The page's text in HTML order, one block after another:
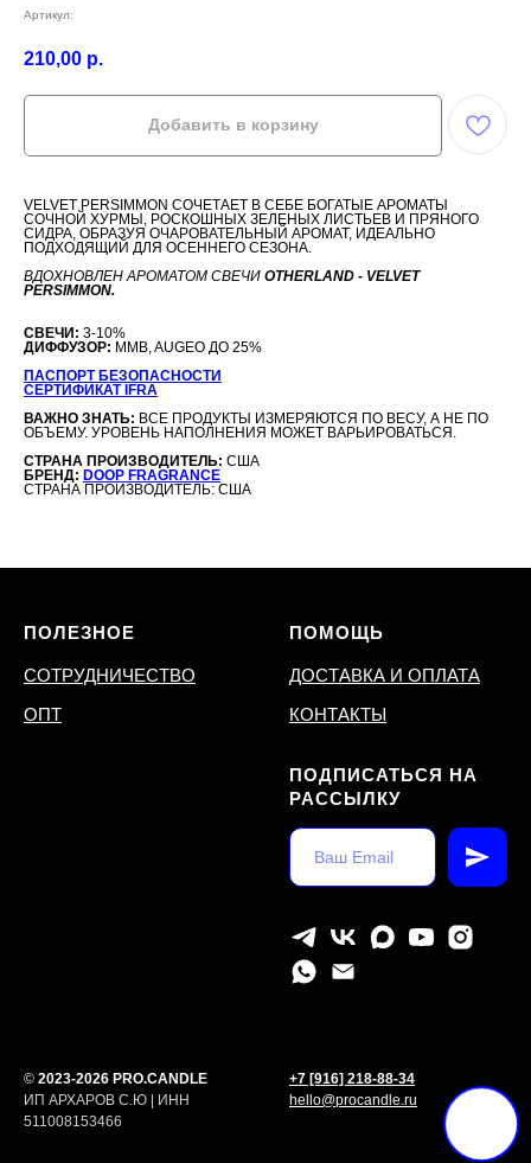
Артикул:
210,00 р.
Добавить в корзину
VELVET PERSIMMON СОЧЕТАЕТ В СЕБЕ БОГАТЫЕ АРОМАТЫ
СОЧНОЙ ХУРМЫ, РОСКОШНЫХ ЗЕЛЕНЫХ ЛИСТЬЕВ И ПРЯНОГО
СИДРА, ОБРАЗУЯ ОЧАРОВАТЕЛЬНЫЙ АРОМАТ, ИДЕАЛЬНО
ПОДХОДЯЩИЙ ДЛЯ ОСЕННЕГО СЕЗОНА.
ВДОХНОВЛЕН АРОМАТОМ СВЕЧИ OTHERLAND - VELVET
PERSIMMON.
СВЕЧИ: 3-10%
ДИФФУЗОР: MMB, AUGEO ДО 25%
ПАСПОРТ БЕЗОПАСНОСТИ
СЕРТИФИКАТ IFRA
ВАЖНО ЗНАТЬ: ВСЕ ПРОДУКТЫ ИЗМЕРЯЮТСЯ ПО ВЕСУ, А НЕ ПО
ОБЪЕМУ. УРОВЕНЬ НАПОЛНЕНИЯ МОЖЕТ ВАРЬИРОВАТЬСЯ.
СТРАНА ПРОИЗВОДИТЕЛЬ: США
БРЕНД: DOOP FRAGRANCE
СТРАНА ПРОИЗВОДИТЕЛЬ: США
ПОЛЕЗНОЕ
СОТРУДНИЧЕСТВО
ОПТ
ПОМОЩЬ
ДОСТАВКА И ОПЛАТА
КОНТАКТЫ
ПОДПИСАТЬСЯ НА
РАССЫЛКУ
© 2023-2026 PRO.CANDLE
ИП АРХАРОВ С.Ю | ИНН
511008153466
+7 [916] 218-88-34
hello@procandle.ru